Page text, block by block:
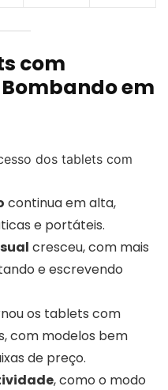
com
em
dos tablets com
continua em alta,
e portáteis.
cresceu, com mais
e escrevendo
os tablets com
com modelos bem
de preço.
, como o modo